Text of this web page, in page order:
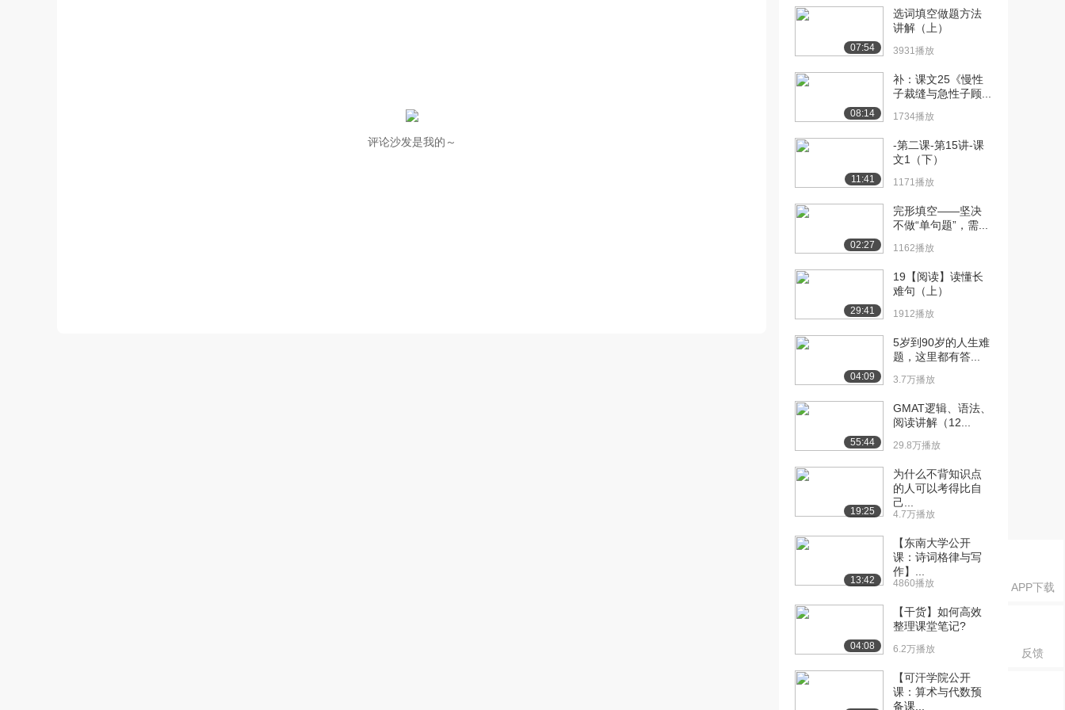
APP下载
反馈
评论沙发是我的～
[10] 第一章 考研写作总论
第一节 考研...
1959播放
[11] 第一章 考研写作总论
第一节 考研...
1674播放
13:28
[12] 第一章 考研写作总论
第一节 考研...
994播放
13:29
[13] 第一章 考研写作总论
13:25
[14] 第一章 考研写作总论
08:55
[15] 第一章 考研写作总论
05:37
[16] 第一章 考研写作总论
05:44
[17] 第一章 考研写作总论
20:00
[18] 第一章 考研写作总论
第二节 写作...
第二节 写作...
第二节 写作...
07:54
选词填空做题方法
讲解（上）
3931播放
08:14
补：课文25《慢性
子裁缝与急性子顾...
1734播放
11:41
-第二课-第15讲-课
文1（下）
1171播放
02:27
完形填空——坚决
不做“单句题”，需...
1162播放
29:41
19【阅读】读懂长
难句（上）
1912播放
04:09
5岁到90岁的人生难
题，这里都有答...
3.7万播放
55:44
GMAT逻辑、语法、
阅读讲解（12...
29.8万播放
19:25
为什么不背知识点
的人可以考得比自
己...
4.7万播放
13:42
【东南大学公开
课：诗词格律与写
作】...
4860播放
04:08
【干货】如何高效
整理课堂笔记?
6.2万播放
【可汗学院公开
课：算术与代数预
备课...